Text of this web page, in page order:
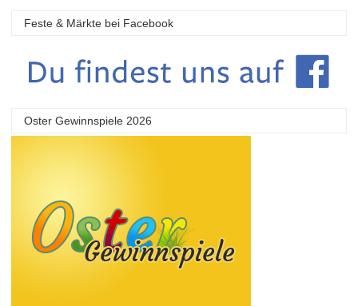
Feste & Märkte bei Facebook
Oster Gewinnspiele 2026